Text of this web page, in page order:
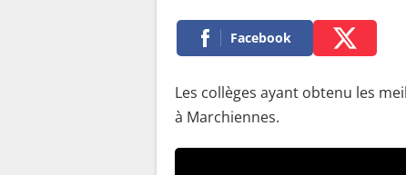
Facebook
Les collèges ayant obtenu les
à Marchiennes.